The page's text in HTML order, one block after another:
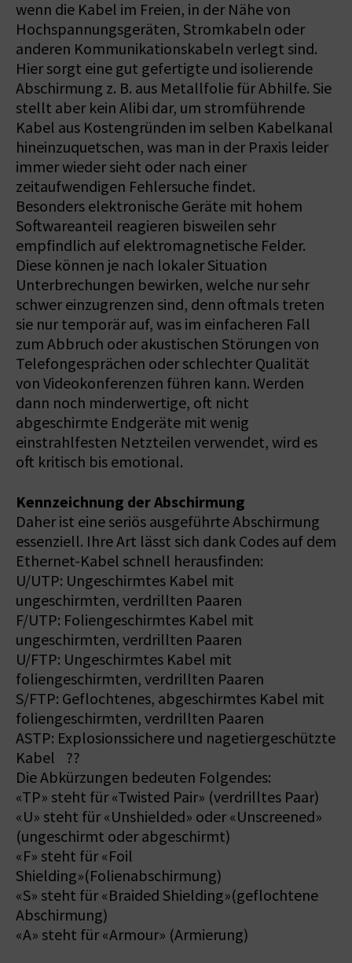
wenn die Kabel im Freien, in der Nähe von
Hochspannungsgeräten, Stromkabeln oder
anderen Kommunikationskabeln verlegt sind.
Hier sorgt eine gut gefertigte und isolierende
Abschirmung z. B. aus Metallfolie für Abhilfe. Sie
stellt aber kein Alibi dar, um stromführende
Kabel aus Kostengründen im selben Kabelkanal
hineinzuquetschen, was man in der Praxis leider
immer wieder sieht oder nach einer
zeitaufwendigen Fehlersuche findet.
Besonders elektronische Geräte mit hohem
Softwareanteil reagieren bisweilen sehr
empfindlich auf elektromagnetische Felder.
Diese können je nach lokaler Situation
Unterbrechungen bewirken, welche nur sehr
schwer einzugrenzen sind, denn oftmals treten
sie nur temporär auf, was im einfacheren Fall
zum Abbruch oder akustischen Störungen von
Telefongesprächen oder schlechter Qualität
von Videokonferenzen führen kann. Werden
dann noch minderwertige, oft nicht
abgeschirmte Endgeräte mit wenig
einstrahlfesten Netzteilen verwendet, wird es
oft kritisch bis emotional.
Kennzeichnung der Abschirmung
Daher ist eine seriös ausgeführte Abschirmung
essenziell. Ihre Art lässt sich dank Codes auf dem
Ethernet-Kabel schnell herausfinden:
U/UTP: Ungeschirmtes Kabel mit
ungeschirmten, verdrillten Paaren
F/UTP: Foliengeschirmtes Kabel mit
ungeschirmten, verdrillten Paaren
U/FTP: Ungeschirmtes Kabel mit
foliengeschirmten, verdrillten Paaren
S/FTP: Geflochtenes, abgeschirmtes Kabel mit
foliengeschirmten, verdrillten Paaren
ASTP: Explosionssichere und nagetiergeschützte
Kabel ??
Die Abkürzungen bedeuten Folgendes:
«TP» steht für «Twisted Pair» (verdrilltes Paar)
«U» steht für «Unshielded» oder «Unscreened»
(ungeschirmt oder abgeschirmt)
«F» steht für «Foil
Shielding»(Folienabschirmung)
«S» steht für «Braided Shielding»(geflochtene
Abschirmung)
«A» steht für «Armour» (Armierung)